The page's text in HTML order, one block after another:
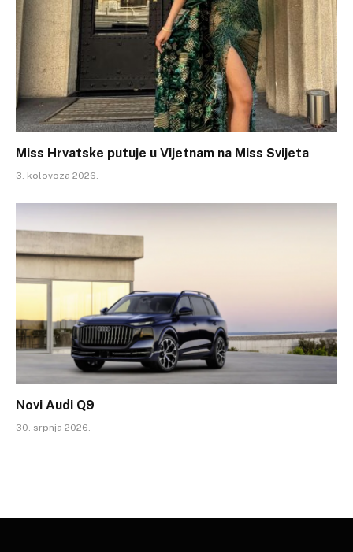
Miss Hrvatske putuje u Vijetnam na Miss Svijeta
3. kolovoza 2026.
Novi Audi Q9
30. srpnja 2026.